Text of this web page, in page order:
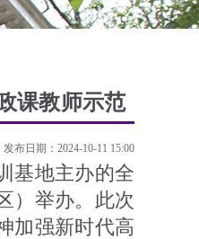
课教师示范
发布日期：2024-10-11 15:00
基地主办的全
）举办。此次
加强新时代高